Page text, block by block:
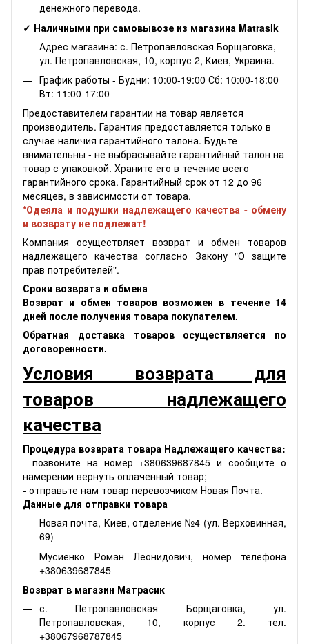
денежного перевода.
✓ Наличными при самовывозе из магазина Matrasik
Адрес магазина: с. Петропавловская Борщаговка,
ул. Петропавловская, 10, корпус 2, Киев, Украина.
График работы - Будни: 10:00-19:00 Сб: 10:00-18:00
Вт: 11:00-17:00
Предоставителем гарантии на товар является
производитель. Гарантия предоставляется только в
случае наличия гарантийного талона. Будьте
внимательны - не выбрасывайте гарантийный талон на
товар с упаковкой. Храните его в течение всего
гарантийного срока. Гарантийный срок от 12 до 96
месяцев, в зависимости от товара.
*Одеяла и подушки надлежащего качества - обмену
и возврату не подлежат!
Компания осуществляет возврат и обмен товаров
надлежащего качества согласно Закону "О защите
прав потребителей".
Сроки возврата и обмена
Возврат и обмен товаров возможен в течение 14
дней после получения товара покупателем.
Обратная доставка товаров осуществляется по
договоренности.
Условия возврата для
товаров надлежащего
качества
Процедура возврата товара Надлежащего качества:
- позвоните на номер +380639687845 и сообщите о
намерении вернуть оплаченный товар;
- отправьте нам товар перевозчиком Новая Почта.
Данные для отправки товара
Новая почта, Киев, отделение №4 (ул. Верховинная,
69)
Мусиенко Роман Леонидович, номер телефона
+380639687845
Возврат в магазин Матрасик
с. Петропавловская Борщаговка, ул.
Петропавловская, 10, корпус 2. тел.
+38067968787845